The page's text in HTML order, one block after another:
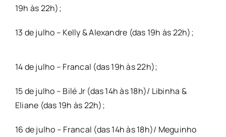
19h às 22h);
13 de julho – Kelly & Alexandre (das 19h às 22h);
14 de julho – Francal (das 19h às 22h);
15 de julho – Bilé Jr (das 14h às 18h)/ Libinha &
Eliane (das 19h às 22h);
16 de julho – Francal (das 14h às 18h)/ Meguinho